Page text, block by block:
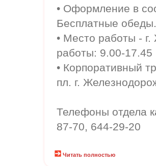
• Оформление в
Бесплатные обеды.
• Место работы -
работы: 9.00-
• Корпоративный
пл. г.
Телефоны отдела
87-70, 644-29-20
Читать полностью